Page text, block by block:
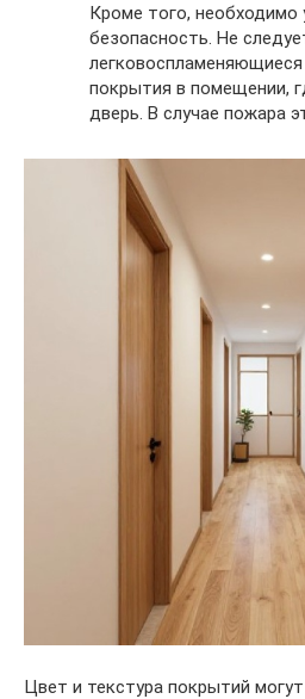
Кроме того,
безопасность. Не
покрытия в помещении,
дверь. В случае пожара
Цвет и текстура покрытий